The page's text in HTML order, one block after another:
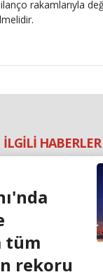
rakamlarıyla
İLGİLİ HABERLER
tüm
rekoru